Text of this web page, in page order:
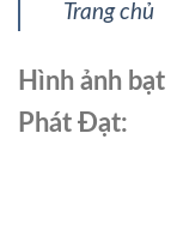
Trang chủ
Hình ảnh
Phát Đạt: